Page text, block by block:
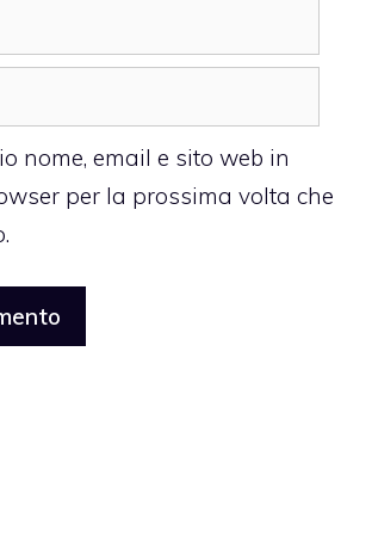
nome, email e sito web in
per la prossima volta che